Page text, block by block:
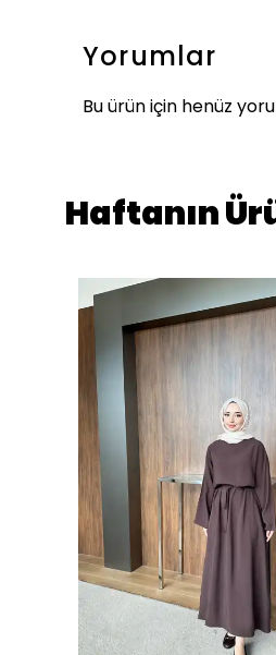
Yorumlar
Bu ürün için henüz
Haftanın